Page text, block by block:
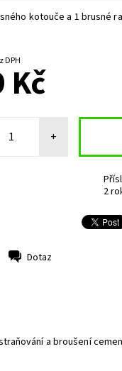
kotouče a 1 brusné
bez DPH
Kč
+
2
Dotaz
a broušení